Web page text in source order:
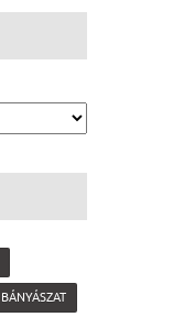
BÁNYÁSZAT